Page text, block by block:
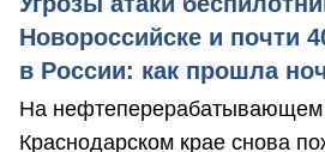
Новороссийске и почти
в России: как прошла
На нефтеперерабатывающем
Краснодарском крае снова